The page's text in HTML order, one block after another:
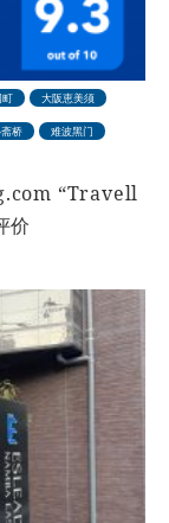
町 大阪恵美须
桥 难波黑门
“Travell
价